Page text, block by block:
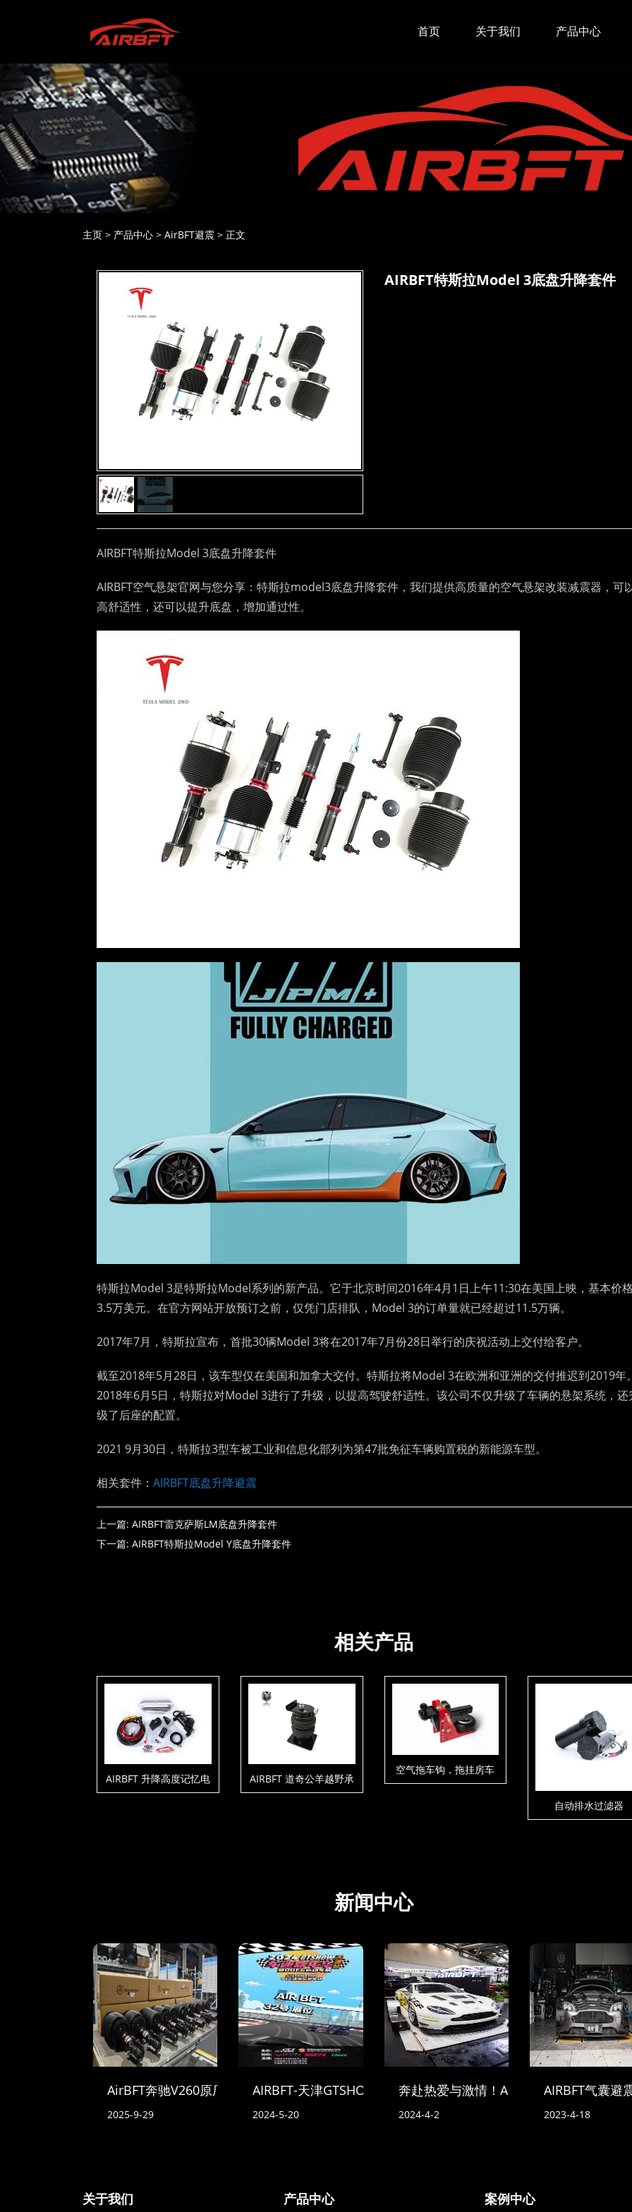
首页 关于我们 产品中心
主页 > 产品中心 > AirBFT避震 > 正文
AIRBFT特斯拉Model 3底盘升降套件
AIRBFT特斯拉Model 3底盘升降套件
AIRBFT空气悬架官网与您分享：特斯拉model3底盘升降套件，我们提供高质量的空气悬架改装减震器，可
高舒适性，还可以提升底盘，增加通过性。
特斯拉Model 3是特斯拉Model系列的新产品。它于北京时间2016年4月1日上午11:30在美国上映，基本价
3.5万美元。在官方网站开放预订之前，仅凭门店排队，Model 3的订单量就已经超过11.5万辆。
2017年7月，特斯拉宣布，首批30辆Model 3将在2017年7月份28日举行的庆祝活动上交付给客户。
截至2018年5月28日，该车型仅在美国和加拿大交付。特斯拉将Model 3在欧洲和亚洲的交付推迟到2019年。
2018年6月5日，特斯拉对Model 3进行了升级，以提高驾驶舒适性。该公司不仅升级了车辆的悬架系统，还
级了后座的配置。
2021 9月30日，特斯拉3型车被工业和信息化部列为第47批免征车辆购置税的新能源车型。
相关套件： AIRBFT底盘升降避震
上一篇: AIRBFT雷克萨斯LM底盘升降套件
下一篇: AIRBFT特斯拉Model Y底盘升降套件
相关产品
AIRBFT 升降高度记忆电
控套件V4-P3-C1-T3
AIRBFT 道奇公羊越野承
载套件
空气拖车钩，拖挂房车
减少冲击力
自动排水过滤器
新闻中心
AirBFT奔驰V260原厂空气悬挂到货
2025-9-29
AIRBFT-天津GTSHOW车迷活动
2024-5-20
奔赴热爱与激情！AIRBFT中国亮相2024苏
2024-4-2
AIRBFT气囊避
2023-4-18
关于我们 产品中心 案例中心